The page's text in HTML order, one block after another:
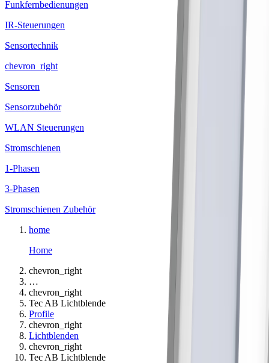
Funkfernbedienungen
IR-Steuerungen
Sensortechnik
chevron_right
Sensoren
Sensorzubehör
WLAN Steuerungen
Stromschienen
1-Phasen
3-Phasen
Stromschienen Zubehör
home
Home
chevron_right
…
chevron_right
Tec AB Lichtblende
Profile
chevron_right
Lichtblenden
chevron_right
Tec AB Lichtblende